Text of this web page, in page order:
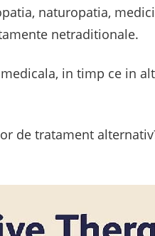
naturopatia,
netraditionale.
in timp ce in
de tratament